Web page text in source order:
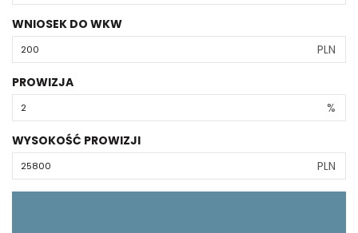
WNIOSEK DO WKW
PLN
PROWIZJA
%
WYSOKOŚĆ PROWIZJI
PLN